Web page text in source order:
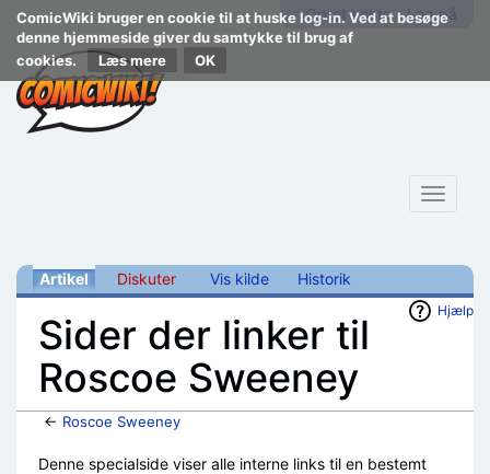
ComicWiki bruger en cookie til at huske log-in. Ved at besøge
denne hjemmeside giver du samtykke til brug af
cookies.
Læs mere
Opret konto Log på
Toggle
Artikel Diskuter Vis kilde Historik
Hjælp
Sider der linker til
Roscoe Sweeney
← Roscoe Sweeney
Denne specialside viser alle interne links til en bestemt